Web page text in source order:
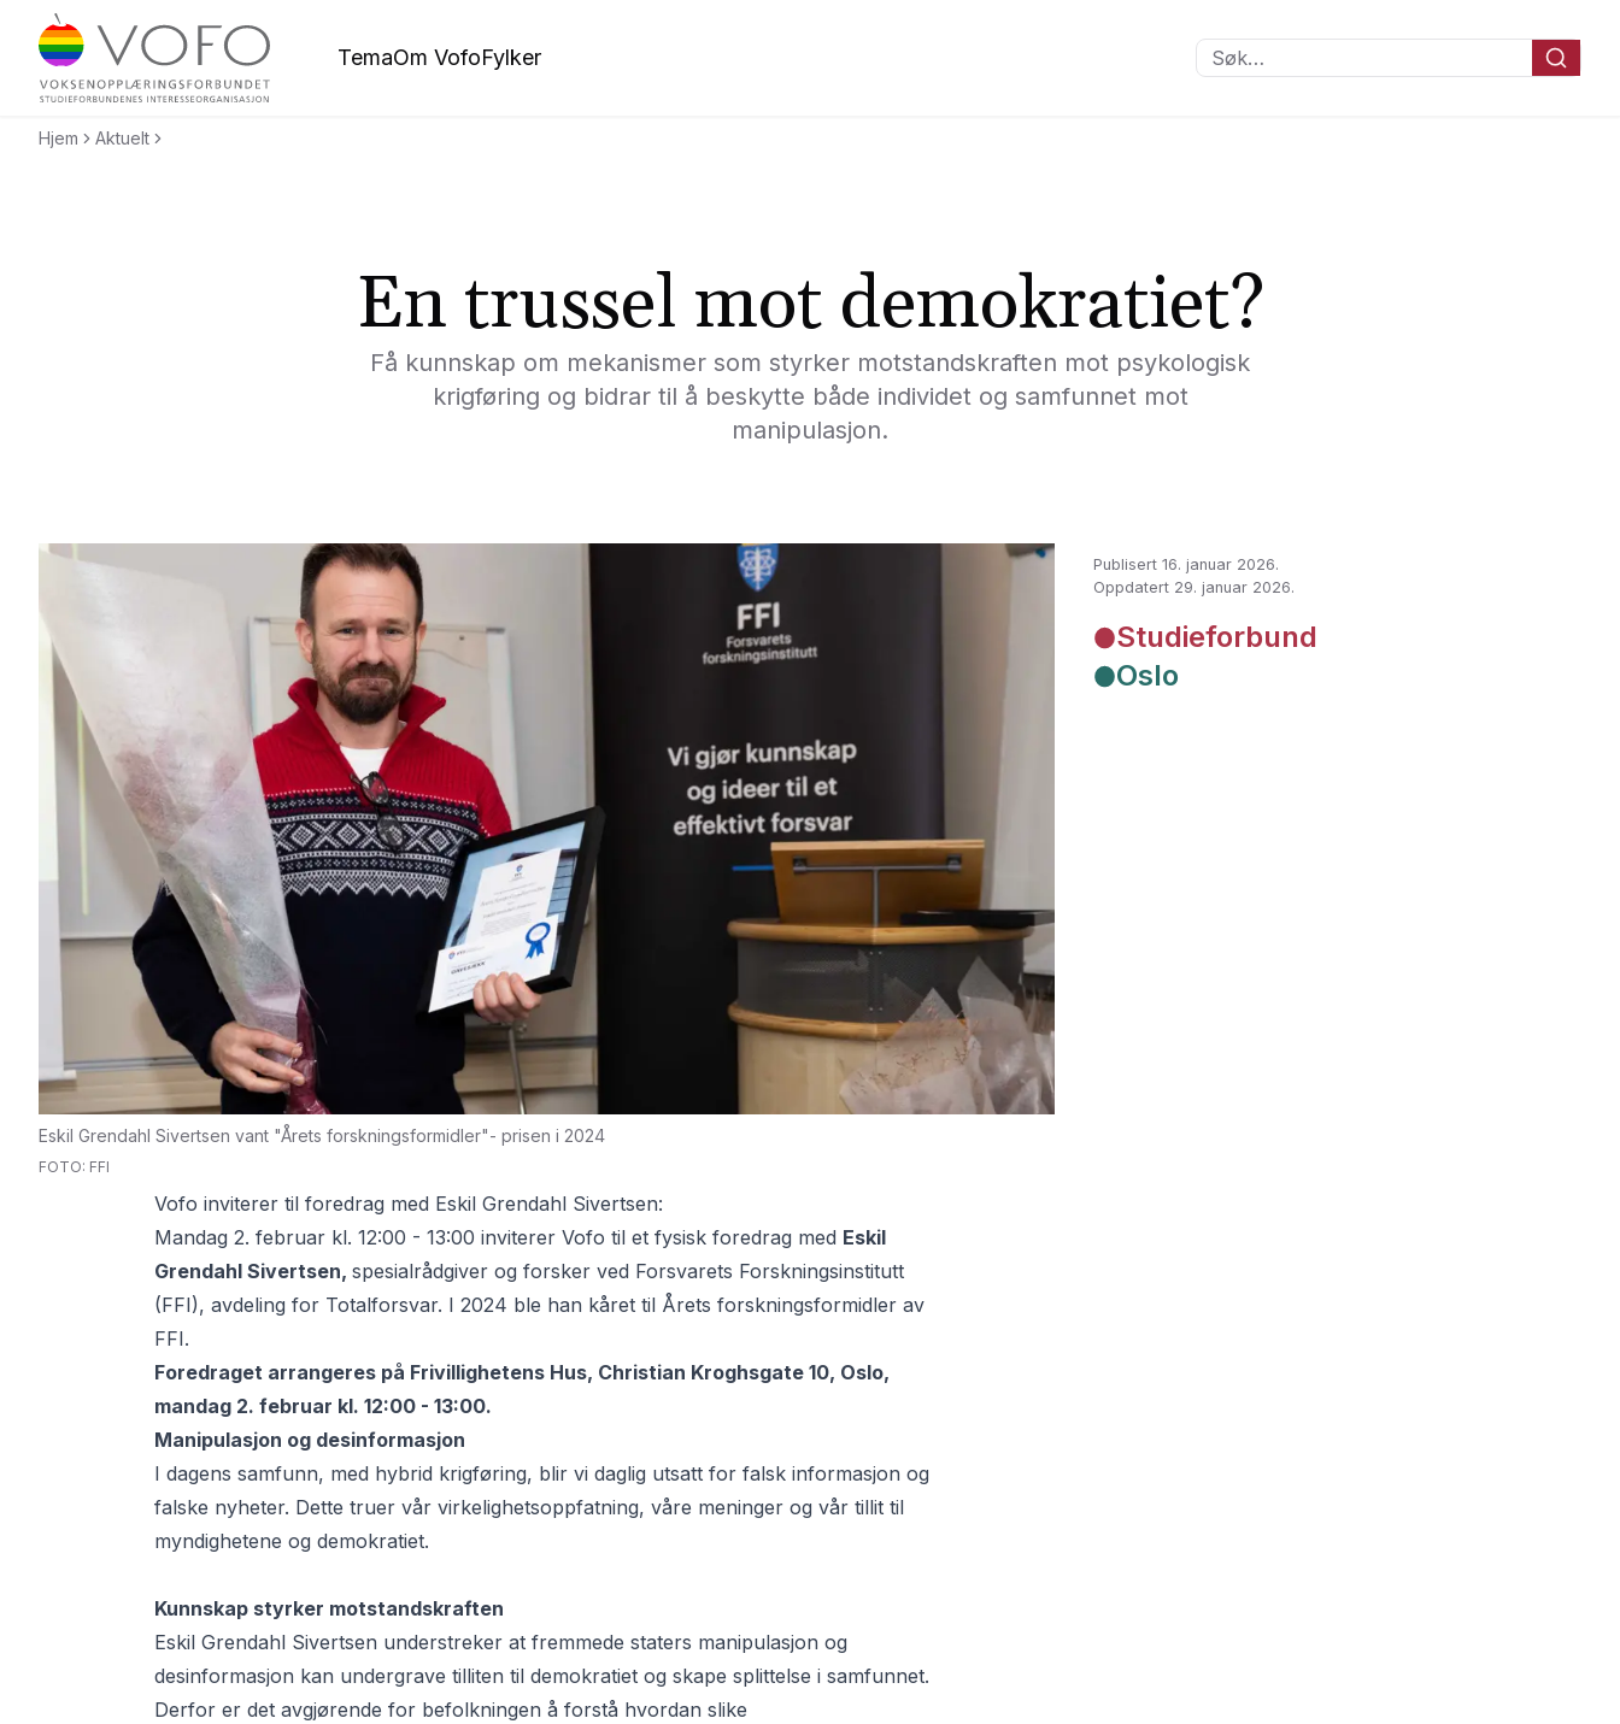
Hopp til hovedinnholdet
Voksenopplæringsforbundet
TemaOm VofoFylker Søk…
Hjem Aktuelt
En trussel mot demokratiet?
Få kunnskap om mekanismer som styrker motstandskraften mot psykologisk
krigføring og bidrar til å beskytte både individet og samfunnet mot
manipulasjon.
Eskil Grendahl Sivertsen vant "Årets forskningsformidler"- prisen i 2024
FOTO: FFI
Vofo inviterer til foredrag med Eskil Grendahl Sivertsen:
Mandag 2. februar kl. 12:00 - 13:00 inviterer Vofo til et fysisk foredrag med Eskil
Grendahl Sivertsen,spesialrådgiver og forsker ved Forsvarets Forskningsinstitutt
(FFI), avdeling for Totalforsvar. I 2024 ble han kåret til Årets forskningsformidler av
FFI.
Foredraget arrangeres på Frivillighetens Hus, Christian Kroghsgate 10, Oslo,
mandag 2. februar kl. 12:00 - 13:00.
Manipulasjon og desinformasjon
I dagens samfunn, med hybrid krigføring, blir vi daglig utsatt for falsk informasjon og
falske nyheter. Dette truer vår virkelighetsoppfatning, våre meninger og vår tillit til
myndighetene og demokratiet.
Kunnskap styrker motstandskraften
Eskil Grendahl Sivertsen understreker at fremmede staters manipulasjon og
desinformasjon kan undergrave tilliten til demokratiet og skape splittelse i samfunnet.
Derfor er det avgjørende for befolkningen å forstå hvordan slike
Publisert 16. januar 2026.
Oppdatert 29. januar 2026.
Studieforbund
Oslo